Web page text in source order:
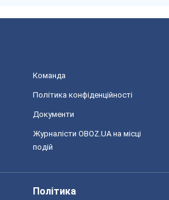
Команда
Політика конфіденційності
Документи
Журналісти OBOZ.UA на місці
подій
Політика